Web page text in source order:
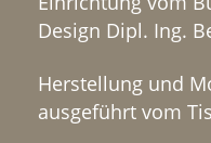
Design Dipl. Ing.
Herstellung und
ausgeführt vom